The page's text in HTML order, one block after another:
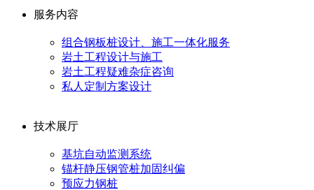
服务内容
组合钢板桩设计、施工一体化服务
岩土工程设计与施工
岩土工程疑难杂症咨询
私人定制方案设计
技术展厅
基坑自动监测系统
锚杆静压钢管桩加固纠偏
预应力钢桩